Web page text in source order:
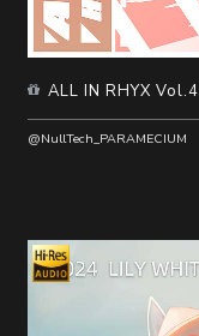
ALL IN RHYX Vol.4
@NullTech_PARAMECIUM